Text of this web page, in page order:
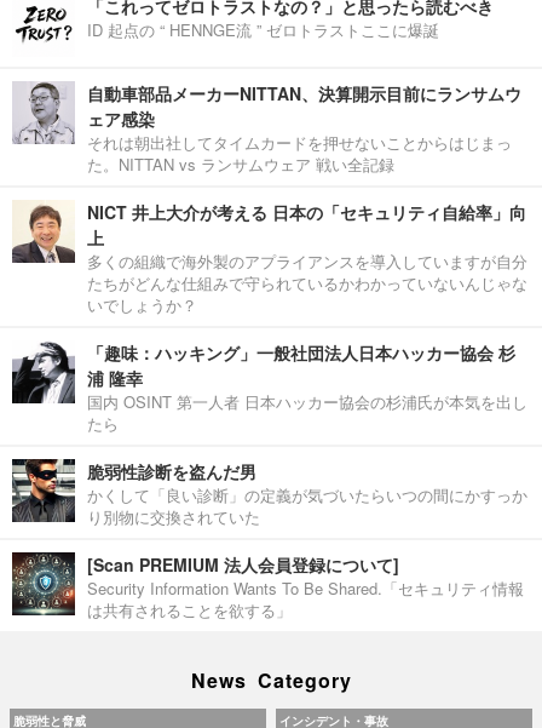
「これってゼロトラストなの？」と思ったら読むべき
ID 起点の “ HENNGE流 ” ゼロトラストここに爆誕
自動車部品メーカーNITTAN、決算開示目前にランサムウ
ェア感染
それは朝出社してタイムカードを押せないことからはじまっ
た。NITTAN vs ランサムウェア 戦い全記録
NICT 井上大介が考える 日本の「セキュリティ自給率」向
上
多くの組織で海外製のアプライアンスを導入していますが自分
たちがどんな仕組みで守られているかわかっていないんじゃな
いでしょうか？
「趣味：ハッキング」一般社団法人日本ハッカー協会 杉
浦 隆幸
国内 OSINT 第一人者 日本ハッカー協会の杉浦氏が本気を出し
たら
脆弱性診断を盗んだ男
かくして「良い診断」の定義が気づいたらいつの間にかすっか
り別物に交換されていた
[Scan PREMIUM 法人会員登録について]
Security Information Wants To Be Shared.「セキュリティ情報
は共有されることを欲する」
News Category
脆弱性と脅威 インシデント・事故